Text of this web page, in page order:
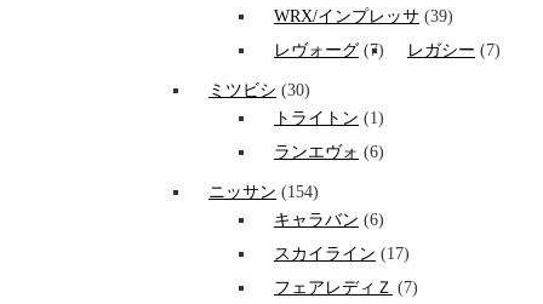
WRX/インプレッサ (39)
レヴォーグ (7) レガシー (7)
ミツビシ (30)
トライトン (1)
ランエヴォ (6)
ニッサン (154)
キャラバン (6)
スカイライン (17)
フェアレディＺ (7)